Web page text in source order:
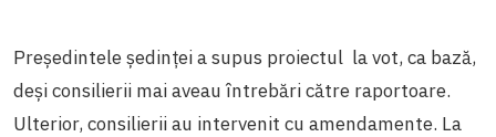
Președintele ședinței a supus proiectul la vot, ca bază,
deși consilierii mai aveau întrebări către raportoare.
Ulterior, consilierii au intervenit cu amendamente. La